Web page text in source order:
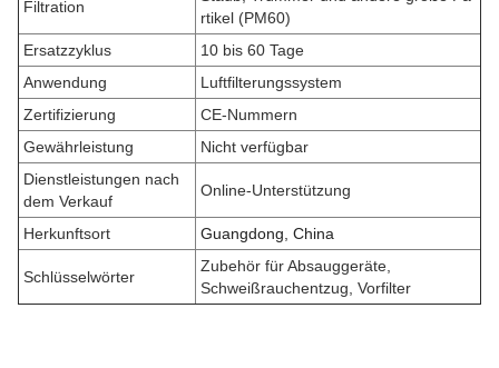
Filtration
rtikel (PM60)
Ersatzzyklus
10 bis 60 Tage
Anwendung
Luftfilterungssystem
Zertifizierung
CE-Nummern
Gewährleistung
Nicht verfügbar
Dienstleistungen nach
dem Verkauf
Online-Unterstützung
Herkunftsort Guangdong, China
Schlüsselwörter
Zubehör für Absauggeräte
Schweißrauchentzug, Vorfilter